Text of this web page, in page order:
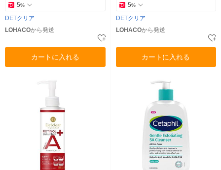
5%
DETクリア
LOHACOから発送
カートに入れる
5%
DETクリア
LOHACOから発送
カートに入れる